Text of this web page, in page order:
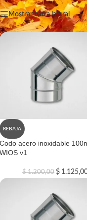
Mostrar barra lateral
REBAJA
Codo acero inoxidable
WIOS v1
$1.200,00 $